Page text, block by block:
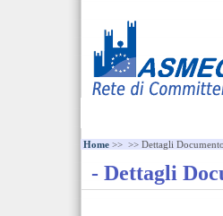
Home >> >> Dettagli Documento
- Dettagli